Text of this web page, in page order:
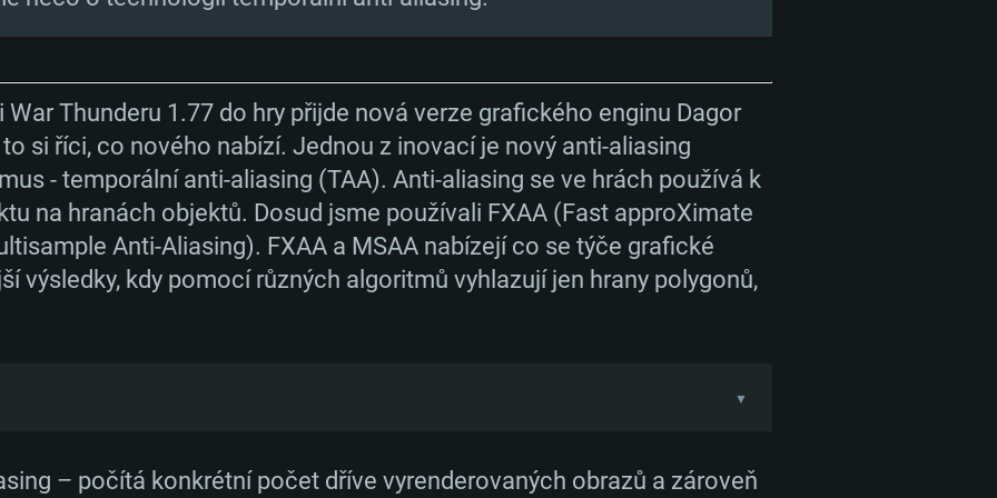
Thunderu 1.77 do hry přijde nová verze grafického enginu Dagor
si říci, co nového nabízí. Jednou z inovací je nový anti-aliasing
- temporální anti-aliasing (TAA). Anti-aliasing se ve hrách používá k
na hranách objektů. Dosud jsme používali FXAA (Fast approXimate
Anti-Aliasing). FXAA a MSAA nabízejí co se týče grafické
výsledky, kdy pomocí různých algoritmů vyhlazují jen hrany polygonů,
▼
aniž by vzal v potaz hloubku obrazu a geometrii. Díky tomu tento
– počítá konkrétní počet dříve vyrenderovaných obrazů a zároveň